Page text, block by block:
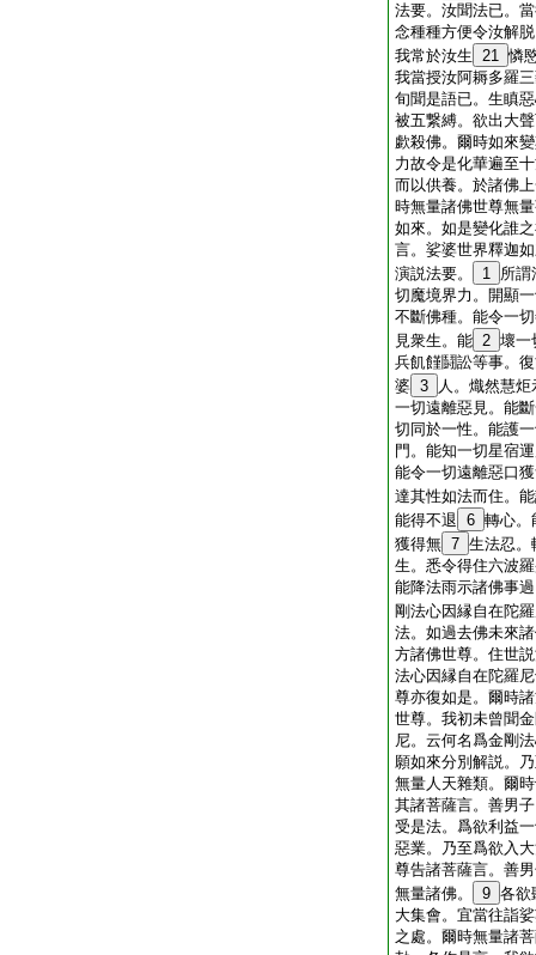
法要。汝聞法已。
念種種方便令汝解
我常於汝生 21 憐
我當授汝阿耨多羅
旬聞是語已。生瞋
被五繋縛。欲出大
歔殺佛。爾時如來
力故令是化華遍至
而以供養。於諸佛
時無量諸佛世尊無
如來。如是變化誰
言。娑婆世界釋迦
演説法要。
1 所謂
切魔境界力。開顯
不斷佛種。能令一
見衆生。能 2 壞一
兵飢饉鬪訟等事。
婆 3
人。熾然慧
一切遠離惡見。能
切同於一性。能護
門。能知一切星宿
能令一切遠離惡口
達其性如法而住。
能得不退 6 轉心。
獲得無 7 生法忍。
生。悉令得住六波
能降法雨示諸佛事
剛法心因縁自在陀
法。如過去佛未來
方諸佛世尊。住世
法心因縁自在陀羅
尊亦復如是。爾時
世尊。我初未曾聞
尼。云何名爲金剛
願如來分別解説。
無量人天雜類。爾
其諸菩薩言。善男
受是法。爲欲利益
惡業。乃至爲欲入
尊告諸菩薩言。善
無量諸佛。
9 各欲
大集會。宜當往詣
之處。爾時無量諸